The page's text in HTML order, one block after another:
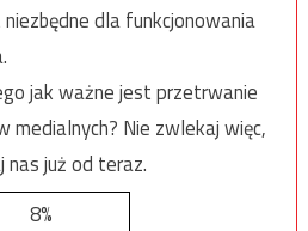
dla funkcjonowania
jak ważne jest przetrwanie
medialnych? Nie zwlekaj więc,
nas już od teraz.
8%